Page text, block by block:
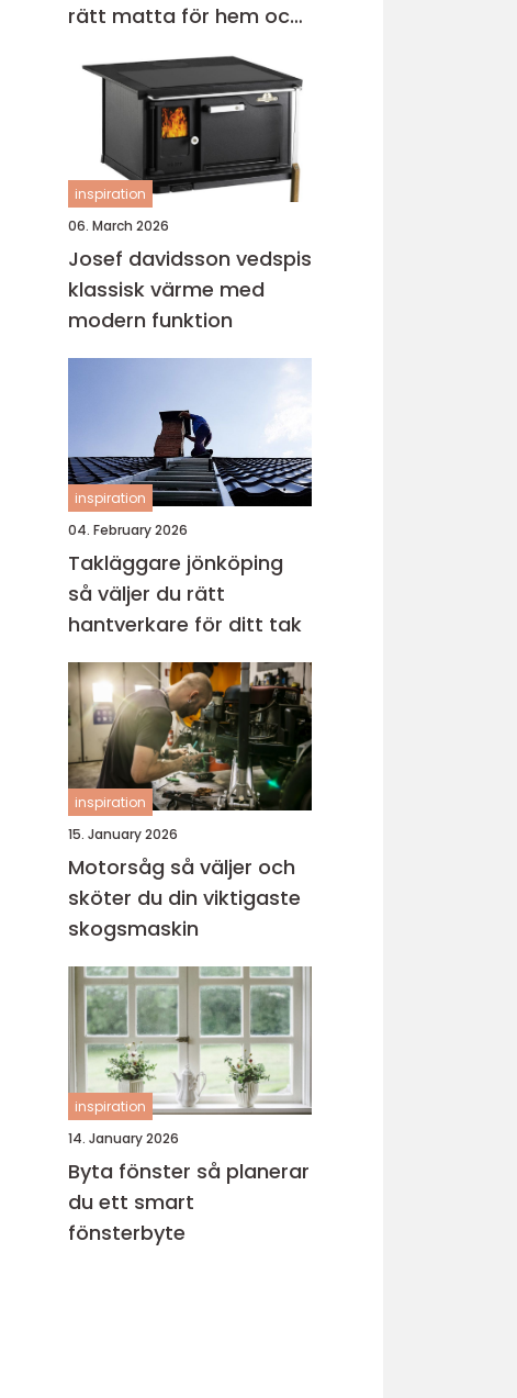
rätt matta för hem och
inspiration
06. March 2026
Josef davidsson vedspis
klassisk värme med
modern funktion
inspiration
04. February 2026
Takläggare jönköping
så väljer du rätt
hantverkare för ditt tak
inspiration
15. January 2026
Motorsåg så väljer och
sköter du din viktigaste
skogsmaskin
inspiration
14. January 2026
Byta fönster så planerar
du ett smart
fönsterbyte